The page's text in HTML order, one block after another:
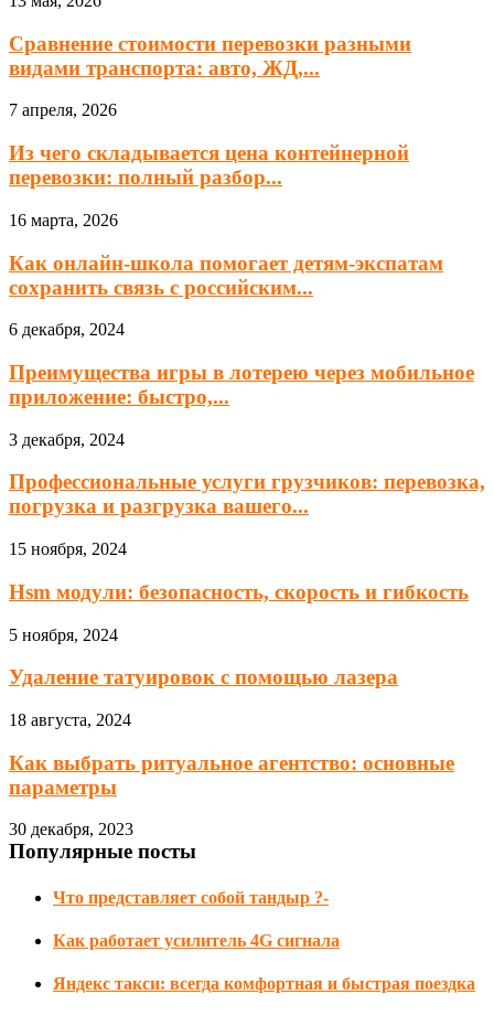
Сравнение стоимости перевозки разными
видами транспорта: авто, ЖД,...
7 апреля, 2026
Из чего складывается цена контейнерной
перевозки: полный разбор...
16 марта, 2026
Как онлайн-школа помогает детям-экспатам
сохранить связь с российским...
6 декабря, 2024
Преимущества игры в лотерею через мобильное
приложение: быстро,...
3 декабря, 2024
Профессиональные услуги грузчиков: перевозка,
погрузка и разгрузка вашего...
15 ноября, 2024
Hsm модули: безопасность, скорость и гибкость
5 ноября, 2024
Удаление татуировок с помощью лазера
18 августа, 2024
Как выбрать ритуальное агентство: основные
параметры
30 декабря, 2023
Популярные посты
Что представляет собой тандыр ?-
Как работает усилитель 4G сигнала
Яндекс такси: всегда комфортная и быстрая поездка